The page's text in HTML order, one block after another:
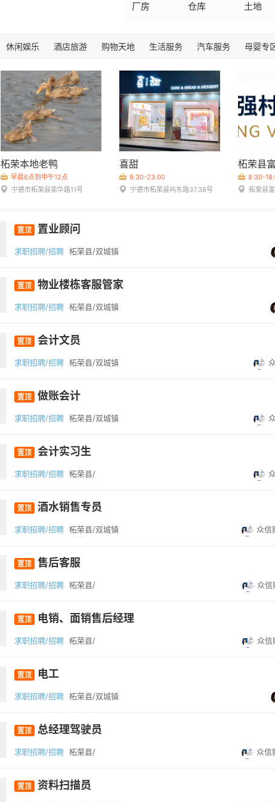
厂房
仓库 土地
休闲娱乐 酒店旅游 购物天地 生活服务 汽车服务 母婴专
柘荣本地老鸭
早晨6点到中午12点
宁德市柘荣县荣华路11号
喜甜
9.30-23.00
宁德市柘荣县屿东路37.38号
8:30-
柘荣县富溪镇富
置顶 置业顾问
求职招聘/招聘 柘荣县/双城镇
置顶 物业楼栋客服管家
求职招聘/招聘 柘荣县/双城镇
置顶 会计文员
求职招聘/招聘 柘荣县/双城镇
置顶 做账会计
求职招聘/招聘 柘荣县/双城镇
置顶 会计实习生
求职招聘/招聘 柘荣县/
置顶 酒水销售专员
求职招聘/招聘 柘荣县/双城镇 众信
置顶 售后客服
求职招聘/招聘 柘荣县/ 众
置顶 电销、面销售后经理
求职招聘/招聘 柘荣县/ 众
置顶 电工
求职招聘/招聘 柘荣县/双城镇
置顶 总经理驾驶员
求职招聘/招聘 柘荣县/ 众信
置顶 资料扫描员